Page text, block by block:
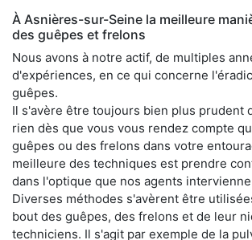
À Asnières-sur-Seine la meilleure
des guêpes et frelons
Nous avons à notre actif, de multiples
d'expériences, en ce qui concerne
guêpes.
Il s'avère être toujours bien plus prudent
rien dès que vous vous rendez compte
guêpes ou des frelons dans votre
meilleure des techniques est prendre
dans l'optique que nos agents
Diverses méthodes s'avèrent être
bout des guêpes, des frelons et de leur
techniciens. Il s'agit par exemple de la